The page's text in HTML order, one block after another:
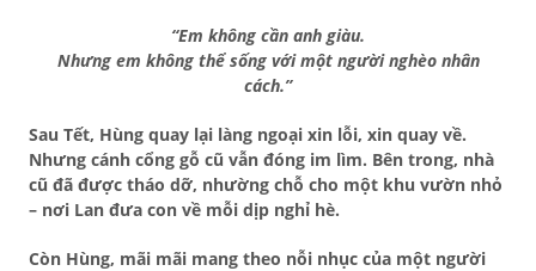
“Em không cần anh giàu.
Nhưng em không thể sống với một người nghèo nhân
cách.”
Sau Tết, Hùng quay lại làng ngoại xin lỗi, xin quay về.
Nhưng cánh cổng gỗ cũ vẫn đóng im lìm. Bên trong, nhà
cũ đã được tháo dỡ, nhường chỗ cho một khu vườn nhỏ
– nơi Lan đưa con về mỗi dịp nghỉ hè.
Còn Hùng, mãi mãi mang theo nỗi nhục của một người